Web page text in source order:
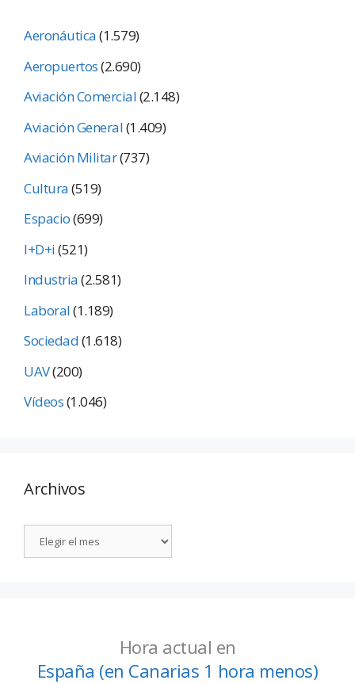
Aeronáutica(1.579)
Aeropuertos(2.690)
Aviación Comercial(2.148)
Aviación General(1.409)
Aviación Militar(737)
Cultura(519)
Espacio(699)
I+D+i(521)
Industria(2.581)
Laboral(1.189)
Sociedad(1.618)
UAV(200)
Vídeos(1.046)
Archivos
Hora actual en
España (en Canarias 1 hora menos)